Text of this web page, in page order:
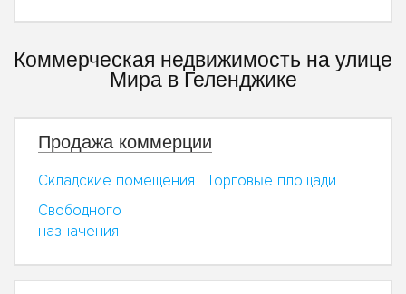
Коммерческая недвижимость на улице
Мира в Геленджике
Продажа коммерции
Складские помещения
Свободного
назначения
Торговые площади